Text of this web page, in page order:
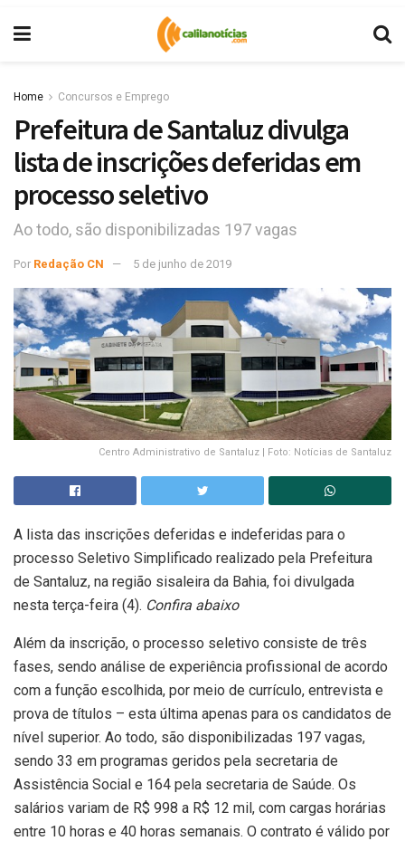
Home Concursos e Emprego
Prefeitura de Santaluz divulga
lista de inscrições deferidas em
processo seletivo
Ao todo, são disponibilizadas 197 vagas
Por Redação CN 5 de junho de 2019
Centro Administrativo de Santaluz | Foto: Notícias de Santaluz
A lista das inscrições deferidas e indeferidas para o
processo Seletivo Simplificado realizado pela Prefeitura
de Santaluz, na região sisaleira da Bahia, foi divulgada
nesta terça-feira (4). Confira abaixo
Além da inscrição, o processo seletivo consiste de três
fases, sendo análise de experiência profissional de acordo
com a função escolhida, por meio de currículo, entrevista e
prova de títulos – esta última apenas para os candidatos de
nível superior. Ao todo, são disponibilizadas 197 vagas,
sendo 33 em programas geridos pela secretaria de
Assistência Social e 164 pela secretaria de Saúde. Os
salários variam de R$ 998 a R$ 12 mil, com cargas horárias
entre 10 horas e 40 horas semanais. O contrato é válido por